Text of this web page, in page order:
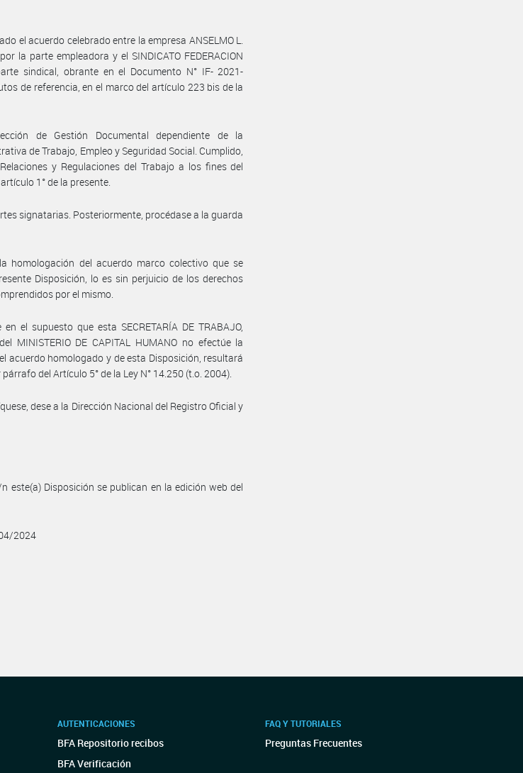
el acuerdo celebrado entre la empresa ANSELMO L.
la parte empleadora y el SINDICATO FEDERACION
sindical, obrante en el Documento N° IF- 2021-
de referencia, en el marco del artículo 223 bis de la
de Gestión Documental dependiente de la
de Trabajo, Empleo y Seguridad Social. Cumplido,
y Regulaciones del Trabajo a los fines del
1° de la presente.
signatarias. Posteriormente, procédase a la guarda
homologación del acuerdo marco colectivo que se
Disposición, lo es sin perjuicio de los derechos
por el mismo.
el supuesto que esta SECRETARÍA DE TRABAJO,
MINISTERIO DE CAPITAL HUMANO no efectúe la
acuerdo homologado y de esta Disposición, resultará
del Artículo 5° de la Ley N° 14.250 (t.o. 2004).
dese a la Dirección Nacional del Registro Oficial y
este(a) Disposición se publican en la edición web del
2024
AUTENTICACIONES
BFA Repositorio recibos
BFA Verificación
FAQ Y TUTORIALES
Preguntas Frecuentes